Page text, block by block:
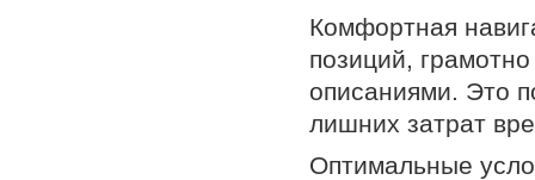
Комфортная
позиций,
описаниями. Это
лишних затрат
Оптимальные